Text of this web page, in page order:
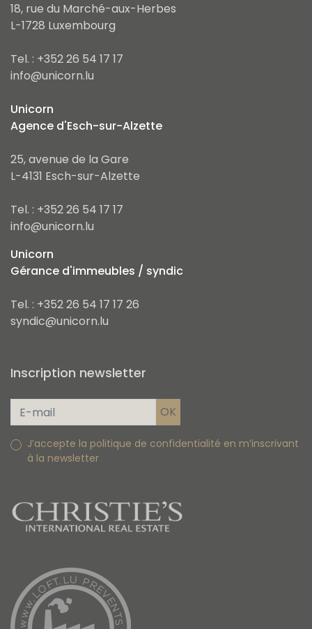
18, rue du Marché-aux-Herbes
L-1728 Luxembourg
Tel. : +352 26 54 17 17
info@unicorn.lu
Unicorn
Agence d'Esch-sur-Alzette
25, avenue de la Gare
L-4131 Esch-sur-Alzette
Tel. : +352 26 54 17 17
info@unicorn.lu
Unicorn
Gérance d'immeubles / syndic
Tel. : +352 26 54 17 17 26
syndic@unicorn.lu
Inscription newsletter
J’accepte la politique de confidentialité en m’inscrivant
à la newsletter